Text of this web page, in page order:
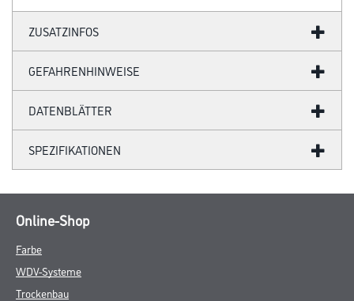
ZUSATZINFOS
GEFAHRENHINWEISE
DATENBLÄTTER
SPEZIFIKATIONEN
Online-Shop
Farbe
WDV-Systeme
Trockenbau